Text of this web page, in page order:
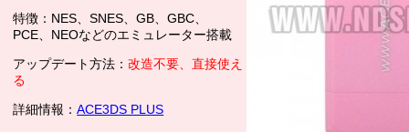
特徴：NES、SNES、GB、GBC、
PCE、NEOなどのエミュレーター搭載
アップデート方法：改造不要、直接使え
る
詳細情報：ACE3DS PLUS